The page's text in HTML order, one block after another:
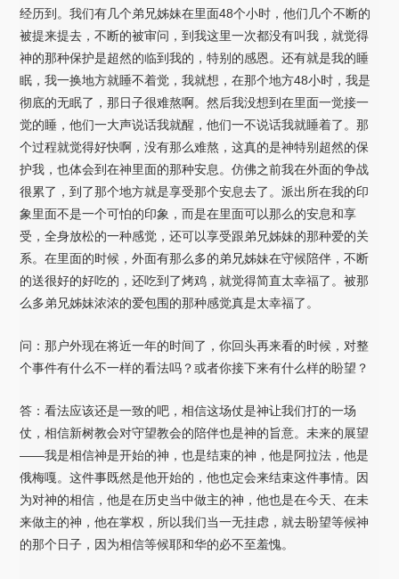
经历到。我们有几个弟兄姊妹在里面48个小时，他们几个不断的
被提来提去，不断的被审问，到我这里一次都没有叫我，就觉得
神的那种保护是超然的临到我的，特别的感恩。还有就是我的睡
眠，我一换地方就睡不着觉，我就想，在那个地方48小时，我是
彻底的无眠了，那日子很难熬啊。然后我没想到在里面一觉接一
觉的睡，他们一大声说话我就醒，他们一不说话我就睡着了。那
个过程就觉得好快啊，没有那么难熬，这真的是神特别超然的保
护我，也体会到在神里面的那种安息。仿佛之前我在外面的争战
很累了，到了那个地方就是享受那个安息去了。派出所在我的印
象里面不是一个可怕的印象，而是在里面可以那么的安息和享
受，全身放松的一种感觉，还可以享受跟弟兄姊妹的那种爱的关
系。在里面的时候，外面有那么多的弟兄姊妹在守候陪伴，不断
的送很好的好吃的，还吃到了烤鸡，就觉得简直太幸福了。被那
么多弟兄姊妹浓浓的爱包围的那种感觉真是太幸福了。
问：那户外现在将近一年的时间了，你回头再来看的时候，对整
个事件有什么不一样的看法吗？或者你接下来有什么样的盼望？
答：看法应该还是一致的吧，相信这场仗是神让我们打的一场
仗，相信新树教会对守望教会的陪伴也是神的旨意。未来的展望
——我是相信神是开始的神，也是结束的神，他是阿拉法，他是
俄梅嘎。这件事既然是他开始的，他也定会来结束这件事情。因
为对神的相信，他是在历史当中做主的神，他也是在今天、在未
来做主的神，他在掌权，所以我们当一无挂虑，就去盼望等候神
的那个日子，因为相信等候耶和华的必不至羞愧。